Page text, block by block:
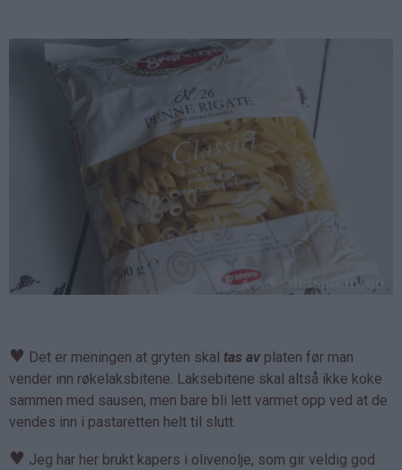
♥ Det er meningen at gryten skal tas av platen før man
vender inn røkelaksbitene. Laksebitene skal altså ikke koke
sammen med sausen, men bare bli lett varmet opp ved at de
vendes inn i pastaretten helt til slutt.
♥ Jeg har her brukt kapers i olivenolje, som gir veldig god